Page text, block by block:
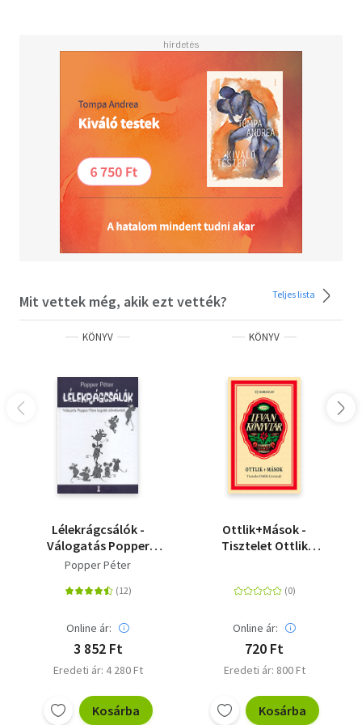
Mit vettek még, akik ezt vették? Teljes lista
KÖNYV
Lélekrágcsálók -
Válogatás Popper
Péter legjobb
Popper Péter
Online ár:
3 852 Ft
Eredeti ár: 4 280 Ft
Kosárba
KÖNYV
Ottlik+Mások -
Tisztelet Ottlik
Online ár:
720 Ft
Eredeti ár: 800 Ft
Kosárba